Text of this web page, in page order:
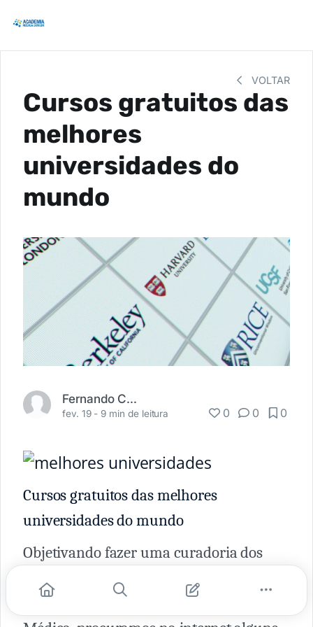
VOLTAR
Cursos gratuitos das
melhores
universidades do
mundo
Fernando Carbonieri
fev. 19 - 9 min de leitura 0 0 0
Cursos gratuitos das melhores
universidades do mundo
Objetivando fazer uma curadoria dos
conhecimentos que a faculdade de